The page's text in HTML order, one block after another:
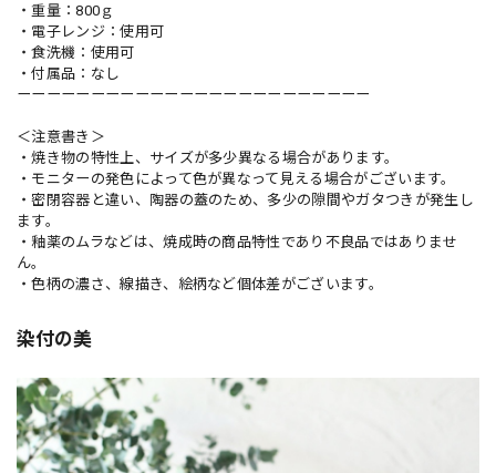
・重量：800ｇ
・電子レンジ：使用可
・食洗機：使用可
・付属品：なし
ーーーーーーーーーーーーーーーーーーーーーーーー
＜注意書き＞
・焼き物の特性上、サイズが多少異なる場合があります。
・モニターの発色によって色が異なって見える場合がございます。
・密閉容器と違い、陶器の蓋のため、多少の隙間やガタつきが発生し
ます。
・釉薬のムラなどは、焼成時の商品特性であり不良品ではありませ
ん。
・色柄の濃さ、線描き、絵柄など個体差がございます。
染付の美